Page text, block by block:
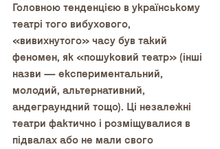
Головною тенденцією в українському
театрі того вибухового,
«вивихнутого» часу був такий
феномен, як «пошуковий театр» (інші
назви — експериментальний,
молодий, альтернативний,
андеграундний тощо). Ці незалежні
театри фактично і розміщувалися в
підвалах або не мали свого